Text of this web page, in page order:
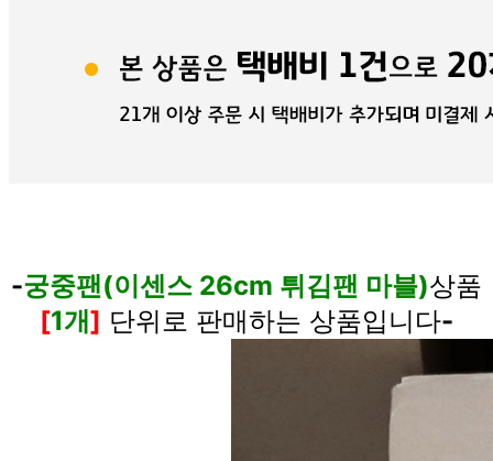
-궁중팬(이센스 26cm 튀김팬 마블)상품
[1개] 단위로 판매하는 상품입니다-